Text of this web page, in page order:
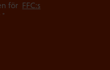
för FFC:s
*